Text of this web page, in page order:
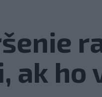
ak ho